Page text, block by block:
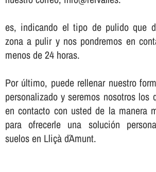
es, indicando el tipo de pulido que
zona a pulir y nos pondremos en
menos de 24 horas.
Por último, puede rellenar nuestro
personalizado y seremos nosotros los
en contacto con usted de la manera
para ofrecerle una solución
suelos en Lliçà d´Amunt.